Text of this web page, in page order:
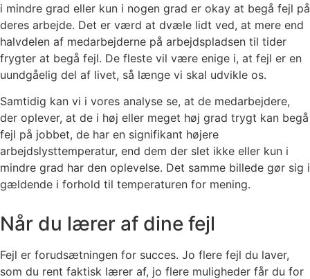
i mindre grad eller kun i nogen grad er okay at begå fejl på
deres arbejde. Det er værd at dvæle lidt ved, at mere end
halvdelen af medarbejderne på arbejdspladsen til tider
frygter at begå fejl. De fleste vil være enige i, at fejl er en
uundgåelig del af livet, så længe vi skal udvikle os.
Samtidig kan vi i vores analyse se, at de medarbejdere,
der oplever, at de i høj eller meget høj grad trygt kan begå
fejl på jobbet, de har en signifikant højere
arbejdslysttemperatur, end dem der slet ikke eller kun i
mindre grad har den oplevelse. Det samme billede gør sig i
gældende i forhold til temperaturen for mening.
Når du lærer af dine fejl
Fejl er forudsætningen for succes. Jo flere fejl du laver,
som du rent faktisk lærer af, jo flere muligheder får du for